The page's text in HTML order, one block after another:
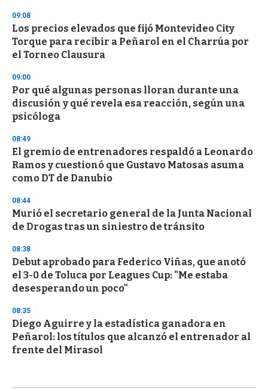
09:08
Los precios elevados que fijó Montevideo City
Torque para recibir a Peñarol en el Charrúa por
el Torneo Clausura
09:00
Por qué algunas personas lloran durante una
discusión y qué revela esa reacción, según una
psicóloga
08:49
El gremio de entrenadores respaldó a Leonardo
Ramos y cuestionó que Gustavo Matosas asuma
como DT de Danubio
08:44
Murió el secretario general de la Junta Nacional
de Drogas tras un siniestro de tránsito
08:38
Debut aprobado para Federico Viñas, que anotó
el 3-0 de Toluca por Leagues Cup: "Me estaba
desesperando un poco"
08:35
Diego Aguirre y la estadística ganadora en
Peñarol: los títulos que alcanzó el entrenador al
frente del Mirasol